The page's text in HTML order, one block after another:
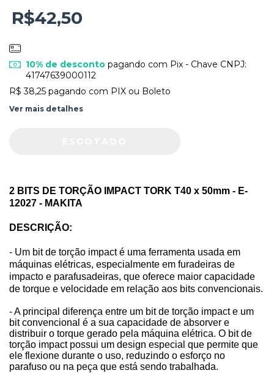
R$42,50
10% de descontopagando com Pix - Chave CNPJ:
41747639000112
R$ 38,25 pagando com PIX ou Boleto
Ver mais detalhes
2 BITS DE TORÇÃO IMPACT TORK T40 x 50mm - E-
12027 - MAKITA
DESCRIÇÃO:
- Um bit de torção impact é uma ferramenta usada em
máquinas elétricas, especialmente em furadeiras de
impacto e parafusadeiras, que oferece maior capacidade
de torque e velocidade em relação aos bits convencionais.
- A principal diferença entre um bit de torção impact e um
bit convencional é a sua capacidade de absorver e
distribuir o torque gerado pela máquina elétrica. O bit de
torção impact possui um design especial que permite que
ele flexione durante o uso, reduzindo o esforço no
parafuso ou na peça que está sendo trabalhada.